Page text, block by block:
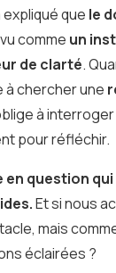
expliqué que le
vu comme un
de clarté.
chercher une
à
pour réfléchir.
en question
Et si nous
mais
éclairées ?